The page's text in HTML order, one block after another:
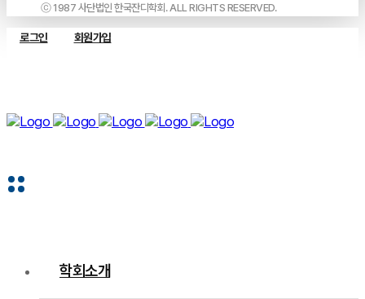
ⓒ 1987 사단법인 한국잔디학회. ALL RIGHTS RESERVED.
로그인 회원가입
학회소개